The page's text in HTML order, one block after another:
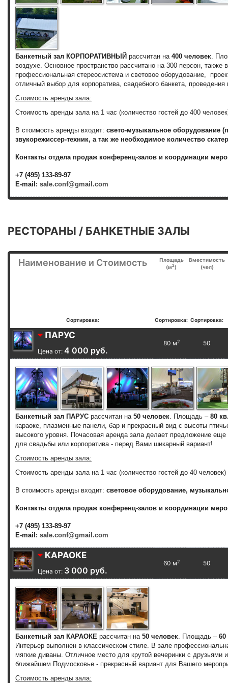
Банкетный зал КОРПОРАТИВНЫЙ рассчитан на 400 человек.
воздухе. Основное пространство рассчитано на 300 персон,
профессиональная стереосистема и световое оборудование,
отличный выбор для корпоратива, свадебного банкета,
Стоимость аренды зала:
Стоимость аренды зала на 1 час (количество гостей до 400
В стоимость аренды входит: свето-музыкальное оборудование
звукорежиссер-техник, а так же необходимое количество
Контакты отдела продаж конференц-залов и координации
+7 (495) 133-89-97
E-mail: sale.conf@gmail.com
РЕСТОРАНЫ / БАНКЕТНЫЕ ЗАЛЫ
Наименование и Стоимость
Площадь
(м2)
Вместимость
(чел)
Сортировка: Сортировка: Сортировка:
ПАРУС
Цена от: 4 000 руб.
80 м2 50
Банкетный зал ПАРУС рассчитан на 50 человек. Площадь – 80
караоке, плазменные панели, бар и прекрасный вид с высоты
высокого уровня. Почасовая аренда зала делает предложение
для свадьбы или корпоратива - перед Вами шикарный вариант!
Стоимость аренды зала:
Стоимость аренды зала на 1 час (количество гостей до 40 человек)
В стоимость аренды входит: световое оборудование,
Контакты отдела продаж конференц-залов и координации
+7 (495) 133-89-97
E-mail: sale.conf@gmail.com
КАРАОКЕ
Цена от: 3 000 руб.
60 м2 50
Банкетный зал КАРАОКЕ рассчитан на 50 человек. Площадь –
Интерьер выполнен в классическом стиле. В зале
мягкие диваны. Отличное место для крутой вечеринки с друзьями
ближайшем Подмосковье - прекрасный вариант для Вашего
Стоимость аренды зала: